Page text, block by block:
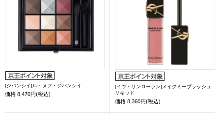
[ジバンシイ]ル・ヌフ・ジバンシイ
価格 8,470円(税込)
[イヴ・サンローラン]メイクミーブラッシュ
リキッド
価格 8,360円(税込)